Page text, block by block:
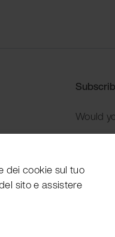
Would
dei cookie sul tuo
sito e assistere